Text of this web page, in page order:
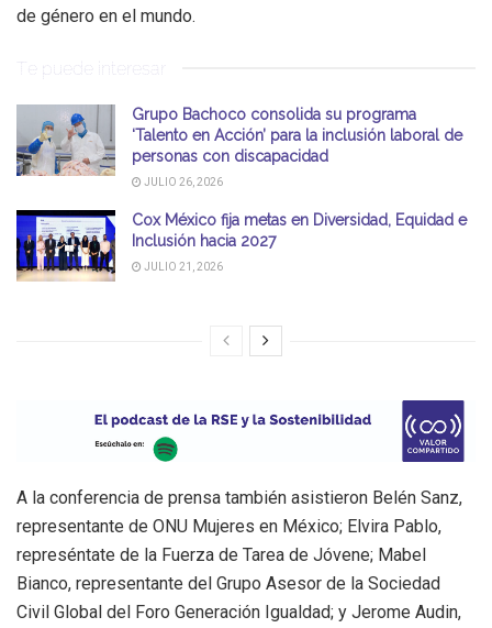
de género en el mundo.
Te puede interesar
Grupo Bachoco consolida su programa
‘Talento en Acción’ para la inclusión laboral de
personas con discapacidad
JULIO 26, 2026
Cox México fija metas en Diversidad, Equidad e
Inclusión hacia 2027
JULIO 21, 2026
A la conferencia de prensa también asistieron Belén Sanz,
representante de ONU Mujeres en México; Elvira Pablo,
represéntate de la Fuerza de Tarea de Jóvene; Mabel
Bianco, representante del Grupo Asesor de la Sociedad
Civil Global del Foro Generación Igualdad; y Jerome Audin,